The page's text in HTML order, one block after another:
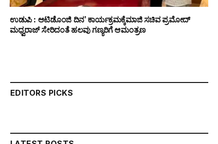
ಉಡುಪಿ : ಆಟಿಡೊಂಜಿ ದಿನ’ ಕಾರ್ಯಕ್ರಮಕ್ಕೆಮಾಜಿ ಸಚಿವ ಪ್ರಮೋದ್
ಮಧ್ವರಾಜ್ ಸೇರಿದಂತೆ ಹಲವು ಗಣ್ಯರಿಗೆ ಆಮಂತ್ರಣ
EDITORS PICKS